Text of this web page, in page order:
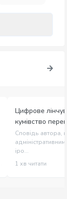
Цифрове
кумівство
Сповідь автора,
іро...
1 хв читати